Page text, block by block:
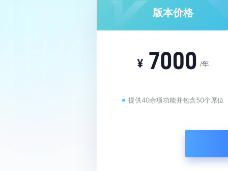
教育行业解
版本价格
/年
提供40余项功能并包含50个席位